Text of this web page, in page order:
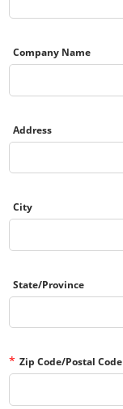
Company Name
Address
City
State/Province
* Zip Code/Postal Code